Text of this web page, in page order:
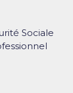
Sociale